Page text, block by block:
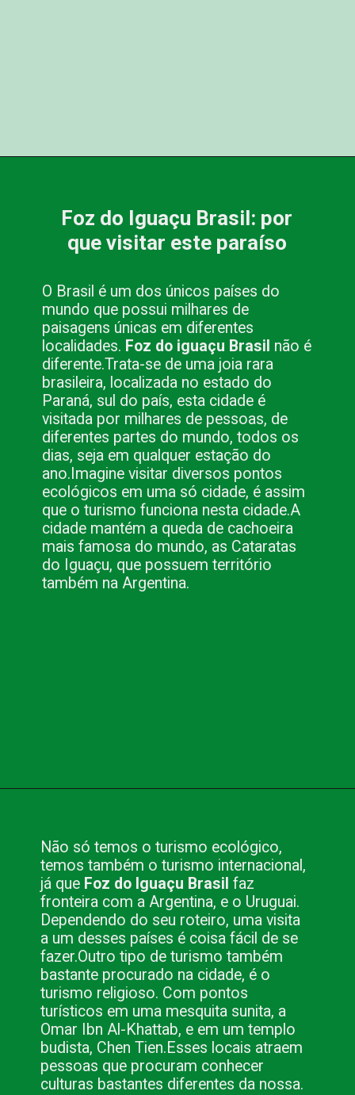
O Brasil é um dos únicos países do
mundo que possui milhares de
paisagens únicas em diferentes
localidades. Foz do iguaçu Brasil não é
diferente.Trata-se de uma joia rara
brasileira, localizada no estado do
Paraná, sul do país, esta cidade é
visitada por milhares de pessoas, de
diferentes partes do mundo, todos os
dias, seja em qualquer estação do
ano. Imagine visitar diversos pontos
ecológicos em uma só cidade, é assim
que o turismo funciona nesta cidade.A
cidade mantém a queda de cachoeira
mais famosa do mundo, as Cataratas
do Iguaçu, que possuem território
também na Argentina.
Foz do Iguaçu Brasil: por
que visitar este paraíso
Não só temos o turismo ecológico,
temos também o turismo internacional,
já que Foz do Iguaçu Brasil faz
fronteira com a Argentina, e o Uruguai.
Dependendo do seu roteiro, uma visita
a um desses países é coisa fácil de se
fazer.Outro tipo de turismo também
bastante procurado na cidade, é o
turismo religioso. Com pontos
turísticos em uma mesquita sunita, a
Omar Ibn Al-Khattab, e em um templo
budista, Chen Tien.Esses locais atraem
pessoas que procuram conhecer
culturas bastantes diferentes da nossa.